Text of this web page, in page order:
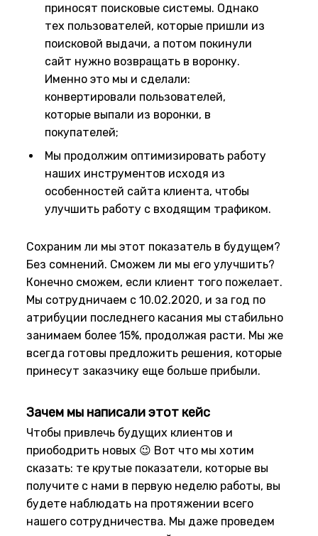
приносят поисковые системы. Однако
тех пользователей, которые пришли из
поисковой выдачи, а потом покинули
сайт нужно возвращать в воронку.
Именно это мы и сделали:
конвертировали пользователей,
которые выпали из воронки, в
покупателей;
Мы продолжим оптимизировать работу
наших инструментов исходя из
особенностей сайта клиента, чтобы
улучшить работу с входящим трафиком.
Сохраним ли мы этот показатель в будущем?
Без сомнений. Сможем ли мы его улучшить?
Конечно сможем, если клиент того пожелает.
Мы сотрудничаем с 10.02.2020, и за год по
атрибуции последнего касания мы стабильно
занимаем более 15%, продолжая расти. Мы же
всегда готовы предложить решения, которые
принесут заказчику еще больше прибыли.
Зачем мы написали этот кейс
Чтобы привлечь будущих клиентов и
приободрить новых 😉 Вот что мы хотим
сказать: те крутые показатели, которые вы
получите с нами в первую неделю работы, вы
будете наблюдать на протяжении всего
нашего сотрудничества. Мы даже проведем